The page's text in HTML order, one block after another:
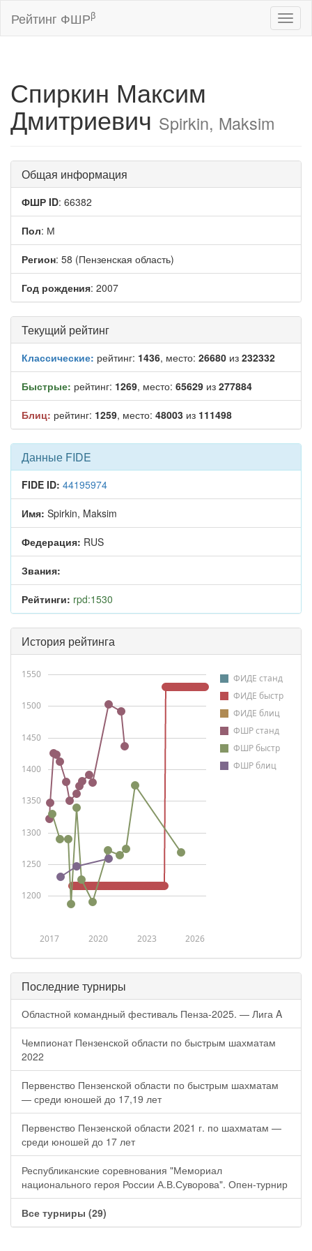
Рейтинг ФШРβ
Спиркин Максим
Дмитриевич Spirkin, Maksim
Общая информация
ФШР ID: 66382
Пол: М
Регион: 58 (Пензенская область)
Год рождения: 2007
Текущий рейтинг
Классические: рейтинг: 1436, место: 26680 из 232332
Быстрые: рейтинг: 1269, место: 65629 из 277884
Блиц: рейтинг: 1259, место: 48003 из 111498
Данные FIDE
FIDE ID: 44195974
Имя: Spirkin, Maksim
Федерация: RUS
Звания:
Рейтинги: rpd:1530
История рейтинга
ФИДЕ станд
ФИДЕ быстр
ФИДЕ блиц
ФШР станд
ФШР быстр
ФШР блиц
2017 2020 2023 2026
1200
1250
1300
1350
1400
1450
1500
1550
Последние турниры
Областной командный фестиваль Пенза-2025. — Лига A
Чемпионат Пензенской области по быстрым шахматам
2022
Первенство Пензенской области по быстрым шахматам
— среди юношей до 17,19 лет
Первенство Пензенской области 2021 г. по шахматам —
среди юношей до 17 лет
Республиканские соревнования "Мемориал
национального героя России А.В.Суворова". Опен-турнир
Все турниры (29)